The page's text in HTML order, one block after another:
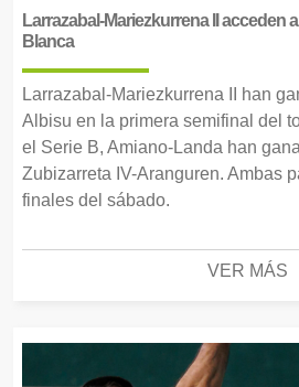
Larrazabal-Mariezkurrena II acceden
Blanca
Larrazabal-Mariezkurrena II han
Albisu en la primera semifinal del
el Serie B, Amiano-Landa han
Zubizarreta IV-Aranguren. Ambas
finales del sábado.
VER MÁS